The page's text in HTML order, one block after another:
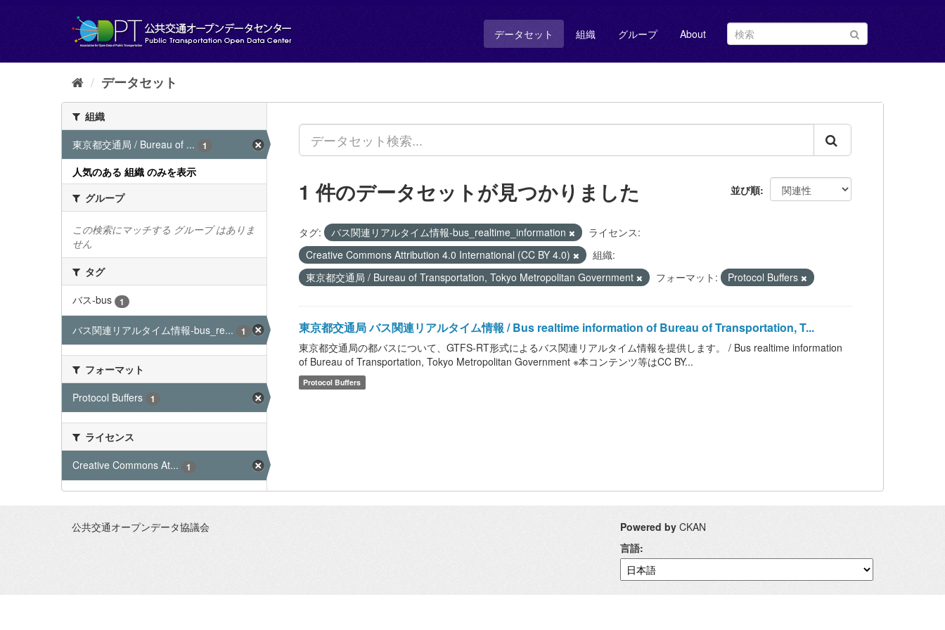
し
データセット 組織 グループ About
データセット
組織
東京都交通局 / Bureau of ...
1
人気のある 組織 のみを表示
グループ
この検索にマッチする グループ はありま
せん
タグ
バス-bus
1
バス関連リアルタイム情報-bus_re... 1
フォーマット
Protocol Buffers
1
ライセンス
Creative Commons At...
1
並び順
1 件のデータセットが見つかりました
タグ: バス関連リアルタイム情報-bus_realtime_information
ライセンス:
Creative Commons Attribution 4.0 International (CC BY 4.0)
組織:
東京都交通局 / Bureau of Transportation, Tokyo Metropolitan Government
フォーマット: Protocol Buffers
東京都交通局 バス関連リアルタイム情報 / Bus realtime information of Bureau of Transportation, T...
東京都交通局の都バスについて、GTFS-RT形式によるバス関連リアルタイム情報を提供します。 / Bus realtime information
of Bureau of Transportation, Tokyo Metropolitan Government ※本コンテンツ等はCC BY...
Protocol Buffers
公共交通オープンデータ協議会 Powered by CKAN
言語